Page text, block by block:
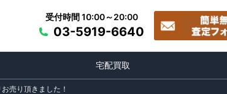
受付時間 10:00～20:00
03-5919-6640
宅配買取
売り頂きました！